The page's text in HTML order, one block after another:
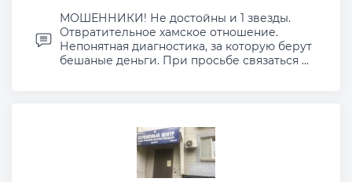
МОШЕННИКИ! Не достойны и 1 звезды.
Отвратительное хамское отношение.
Непонятная диагностика, за которую берут
бешаные деньги. При просьбе связаться ...